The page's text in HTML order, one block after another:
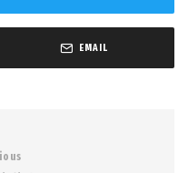
EMAIL